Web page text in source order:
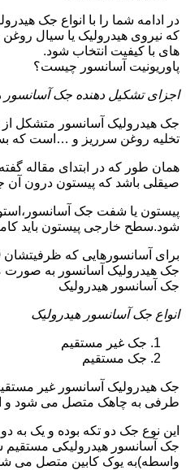
در ادامه شما را با انواع جک
که نیروی هیدرولیک یا سیال
های با کیفیت انتخاب شود.
پاوریونیت آسانسور چیست؟
اجزای تشکیل دهنده جک آسانسور
جک هیدرولیک آسانسور متشکل از
تخلیه روغن سرریز و …است که
همان طور که در ابتدای مقاله
صیقلی باشد که پیستون درون آن
پیستون یا شفت جک
شود.سطح خارجی پیستون باید
جک هیدرولیک آسانسور به
جک آسانسور هیدرولیک
انواع جک آسانسور هیدرولیک
جک غیر مستقیم
جک مستقیم
جک هیدرولیک آسانسور غیر
طرفی به چاهک متصل می شود و
این نوع جک دو تکه بوده و یک
جک آسانسور هیدرولیکی مستقیم
واسطه)به یوک کابین متصل می